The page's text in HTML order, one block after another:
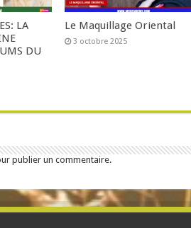
LA
DU
Le Maquillage Oriental
3 octobre 2025
publier un commentaire.